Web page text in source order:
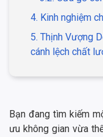
4. Kinh nghiệm
5. Thịnh Vượng
cánh lệch chất
Bạn đang tìm kiếm
ưu không gian vừa